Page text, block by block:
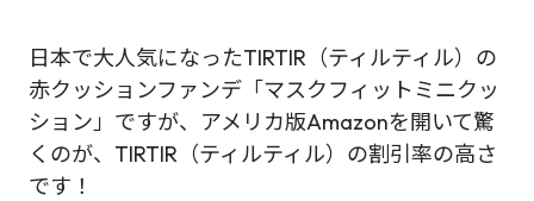
日本で大人気になったTIRTIR（ティルティル）の
赤クッションファンデ「マスクフィットミニクッ
ション」ですが、アメリカ版Amazonを開いて驚
くのが、TIRTIR（ティルティル）の割引率の高さ
です！